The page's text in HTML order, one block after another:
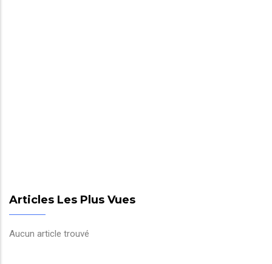
Articles Les Plus Vues
Aucun article trouvé